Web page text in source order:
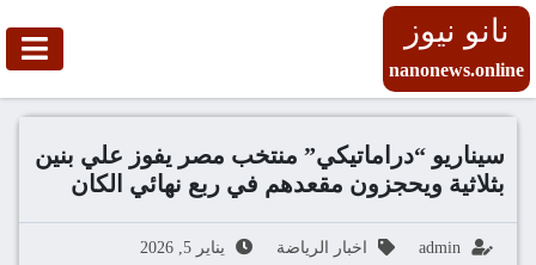
نانو نيوز
nanonews.online
سيناريو “دراماتيكي” منتخب مصر يفوز علي بنين
بثلاثية ويحجزون مقعدهم في ربع نهائي الكان
admin اخبار الرياضة يناير 5, 2026